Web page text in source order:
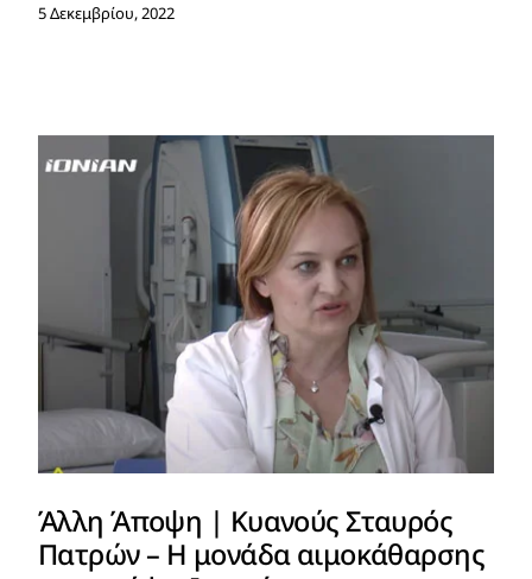
5 Δεκεμβρίου, 2022
Άλλη Άποψη | Κυανούς Σταυρός
Πατρών – Η μονάδα αιμοκάθαρσης